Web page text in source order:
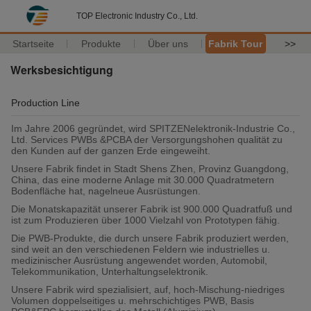
TOP Electronic Industry Co., Ltd.
Startseite Produkte Über uns Fabrik Tour >>
Werksbesichtigung
Production Line
Im Jahre 2006 gegründet, wird SPITZENelektronik-Industrie Co.,
Ltd. Services PWBs &PCBA der Versorgungshohen qualität zu
den Kunden auf der ganzen Erde eingeweiht.
Unsere Fabrik findet in Stadt Shens Zhen, Provinz Guangdong,
China, das eine moderne Anlage mit 30.000 Quadratmetern
Bodenfläche hat, nagelneue Ausrüstungen.
Die Monatskapazität unserer Fabrik ist 900.000 Quadratfuß und
ist zum Produzieren über 1000 Vielzahl von Prototypen fähig.
Die PWB-Produkte, die durch unsere Fabrik produziert werden,
sind weit an den verschiedenen Feldern wie industrielles u.
medizinischer Ausrüstung angewendet worden, Automobil,
Telekommunikation, Unterhaltungselektronik.
Unsere Fabrik wird spezialisiert, auf, hoch-Mischung-niedriges
Volumen doppelseitiges u. mehrschichtiges PWB, Basis